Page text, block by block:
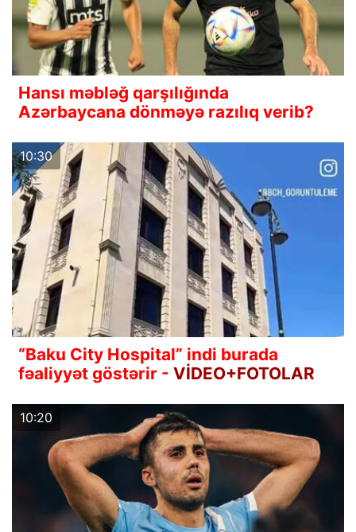
Hansı məbləğ qarşılığında
Azərbaycana dönməyə razılıq verib?
10:30
“Baku City Hospital” indi burada
fəaliyyət göstərir - VİDEO+FOTOLAR
10:20